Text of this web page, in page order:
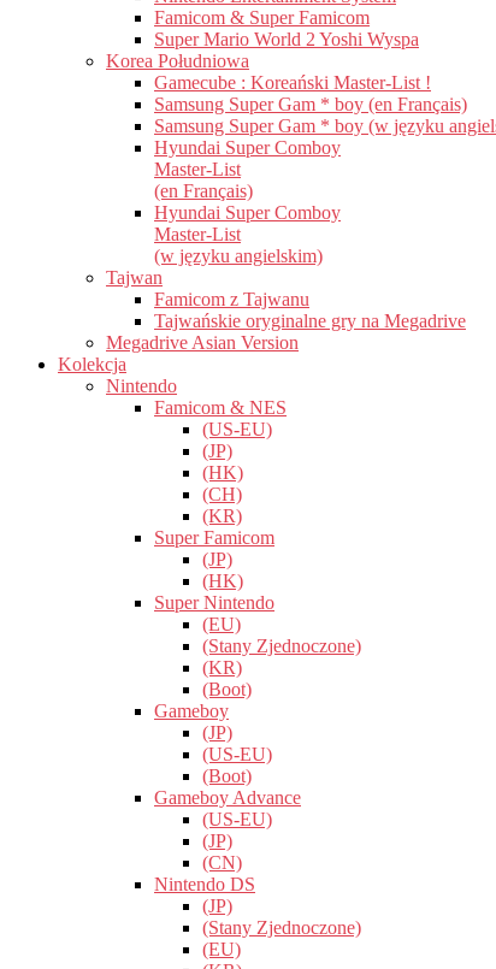
Famicom & Super Famicom
Super Mario World 2 Yoshi Wyspa
Korea Południowa
Gamecube : Koreański Master-List !
Samsung Super Gam * boy (en Français)
Samsung Super Gam * boy (w języku
Hyundai Super Comboy
Master-List
(en Français)
Hyundai Super Comboy
Master-List
(w języku angielskim)
Tajwan
Famicom z Tajwanu
Tajwańskie oryginalne gry na Megadrive
Megadrive Asian Version
Kolekcja
Nintendo
Famicom & NES
(US-EU)
(JP)
(HK)
(CH)
(KR)
Super Famicom
(JP)
(HK)
Super Nintendo
(EU)
(Stany Zjednoczone)
(KR)
(Boot)
Gameboy
(JP)
(US-EU)
(Boot)
Gameboy Advance
(US-EU)
(JP)
(CN)
Nintendo DS
(JP)
(Stany Zjednoczone)
(EU)